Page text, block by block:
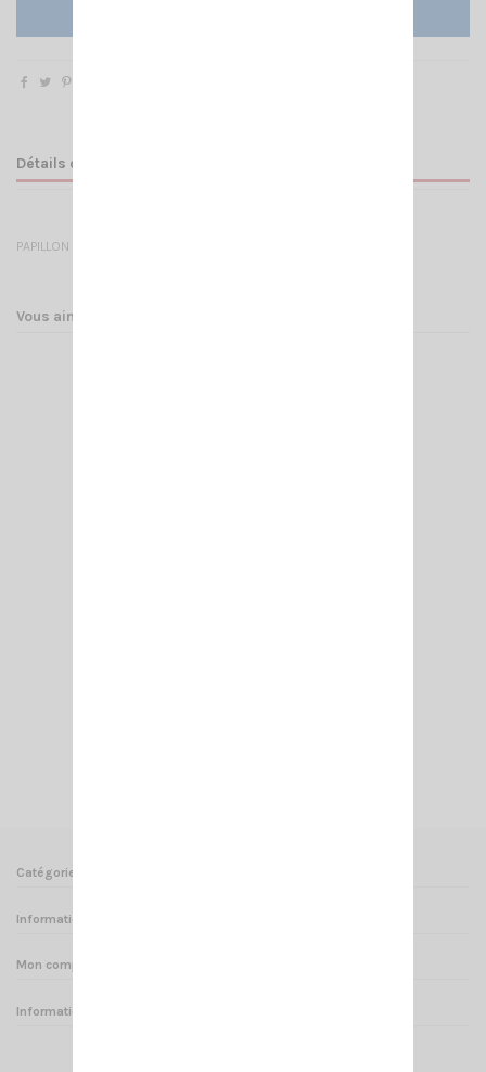
Détails du produit
PAPILLON BASE SL PRO NOIRE OU CHROME
Vous aimerez aussi
Catégories
Informations
Mon compte
Informations sur votre boutique